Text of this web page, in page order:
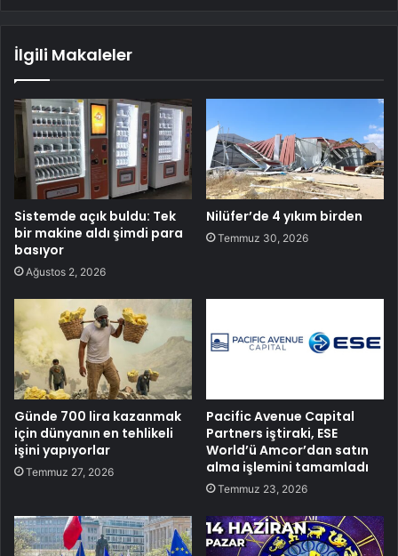
İlgili Makaleler
Sistemde açık buldu: Tek
bir makine aldı şimdi para
basıyor
Ağustos 2, 2026
Nilüfer’de 4 yıkım birden
Temmuz 30, 2026
Günde 700 lira kazanmak
için dünyanın en tehlikeli
işini yapıyorlar
Temmuz 27, 2026
Pacific Avenue Capital
Partners iştiraki, ESE
World’ü Amcor’dan satın
alma işlemini tamamladı
Temmuz 23, 2026